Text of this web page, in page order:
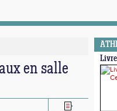
en salle